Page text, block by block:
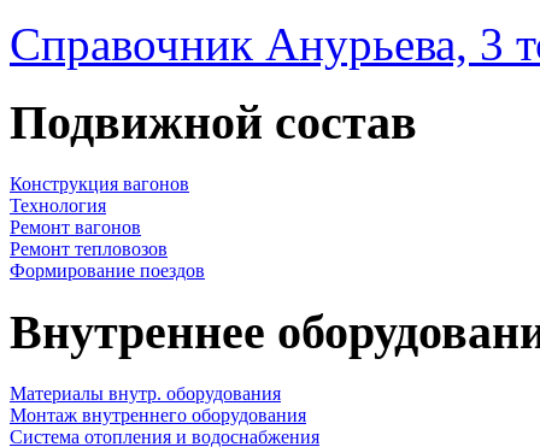
Справочник Анурьева, 3
Подвижной состав
Конструкция вагонов
Технология
Ремонт вагонов
Ремонт тепловозов
Формирование поездов
Внутреннее
Материалы внутр. оборудования
Монтаж внутреннего оборудования
Cистема отопления и водоснабжения